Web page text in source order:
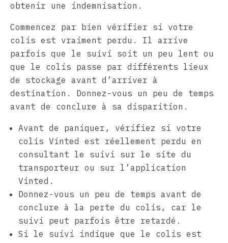
obtenir une indemnisation.
Commencez par bien vérifier si votre
colis est vraiment perdu. Il arrive
parfois que le suivi soit un peu lent ou
que le colis passe par différents lieux
de stockage avant d’arriver à
destination. Donnez-vous un peu de temps
avant de conclure à sa disparition.
Avant de paniquer, vérifiez si votre
colis Vinted est réellement perdu en
consultant le suivi sur le site du
transporteur ou sur l’application
Vinted.
Donnez-vous un peu de temps avant de
conclure à la perte du colis, car le
suivi peut parfois être retardé.
Si le suivi indique que le colis est